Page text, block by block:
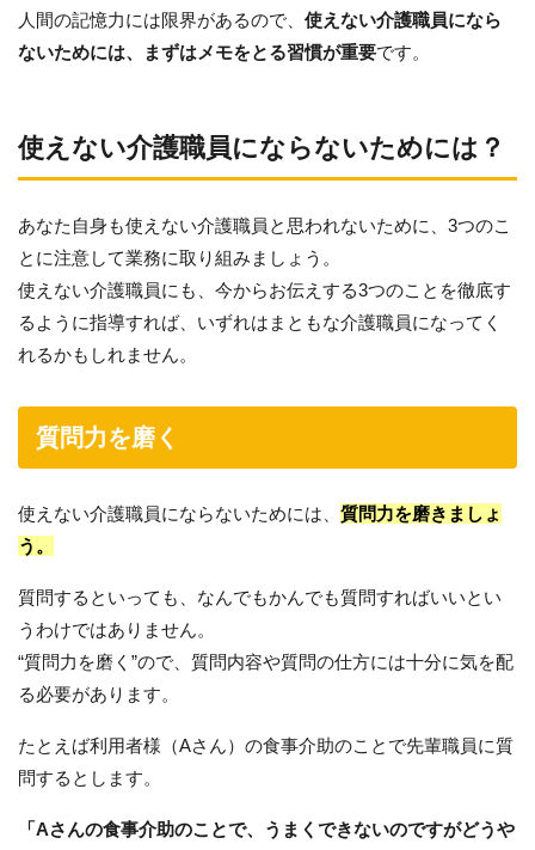
人間の記憶力には限界があるので、 使えない介護職員になら
ないためには、まずはメモをとる習慣が重要です。
使えない介護職員にならないためには？
あなた自身も使えない介護職員と思われないために、3つのこ
とに注意して業務に取り組みましょう。
使えない介護職員にも、今からお伝えする3つのことを徹底す
るように指導すれば、いずれはまともな介護職員になってく
れるかもしれません。
質問力を磨く
使えない介護職員にならないためには、 質問力を磨きましょ
う。
質問するといっても、なんでもかんでも質問すればいいとい
うわけではありません。
“質問力を磨く”ので、質問内容や質問の仕方には十分に気を配
る必要があります。
たとえば利用者様（Aさん）の食事介助のことで先輩職員に質
問するとします。
「Aさんの食事介助のことで、うまくできないのですがどうや